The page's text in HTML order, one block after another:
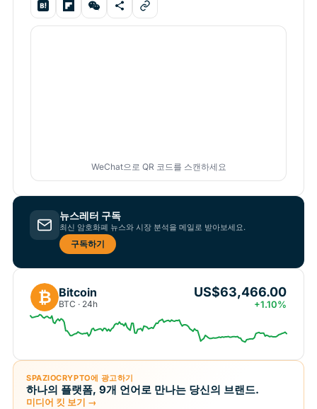
WeChat으로 QR 코드를 스캔하세요
뉴스레터 구독
최신 암호화폐 뉴스와 시장 분석을 메일로 받아보세요.
구독하기
₿ Bitcoin
BTC · 24h
US$63,466.00
+1.10%
SPAZIOCRYPTO에 광고하기
하나의 플랫폼, 9개 언어로 만나는 당신의 브랜드.
미디어 킷 보기 →